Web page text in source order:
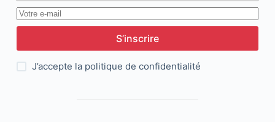
S’inscrire
J’accepte la politique de confidentialité